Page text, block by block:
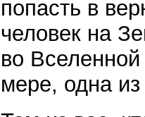
попасть в
человек на
во
мере, одна